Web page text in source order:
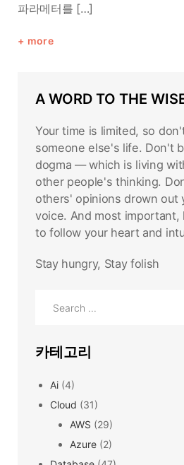
파라메터를 […]
more
A WORD TO THE
Your time is limited, so
someone else's life. Don't
dogma — which is living
other people's thinking.
others' opinions drown out
voice. And most important,
to follow your heart and
Stay hungry, Stay folish
카테고리
Ai (4)
Cloud (31)
AWS (29)
Azure (2)